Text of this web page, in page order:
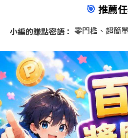
🎯推薦
小編的賺點密語： 零門檻、超簡